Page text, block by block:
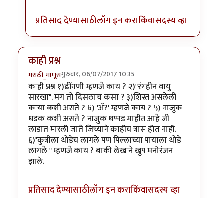
प्रतिसाद देण्यासाठीलॉग इन कराकिंवासदस्य व्हा
काही प्रश्न
मराठी_माणूसगुरुवार, 06/07/2017 10:35
काही प्रश्न १)ढींगणी म्हणजे काय ? २)"रंगहीन वायु
सारखा". मग तो दिसलाच कसा ? ३)शिस्त असलेली
काया कशी असते ? ४) 'अ‍ॅ?' म्हणजे काय ? ५) नाजुक
धडक कशी असते ? नाजुक थप्पड माहीत आहे जी
लाडात मारली जाते जिच्याने काहीच त्रास होत नाही.
६)"कुत्रीला थोडेच लागले पण पिल्लाच्या पायाला थोडे
लागले " म्हणजे काय ? बाकी लेखाने खुप मनोरंजन
झाले.
प्रतिसाद देण्यासाठीलॉग इन कराकिंवासदस्य व्हा